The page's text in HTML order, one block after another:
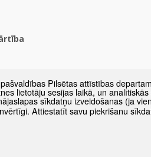
Pilsētas attīstības
lietotāju sesijas laikā, un
sīkdatņu izveidošanas (ja
Attiestatīt savu piekrišanu